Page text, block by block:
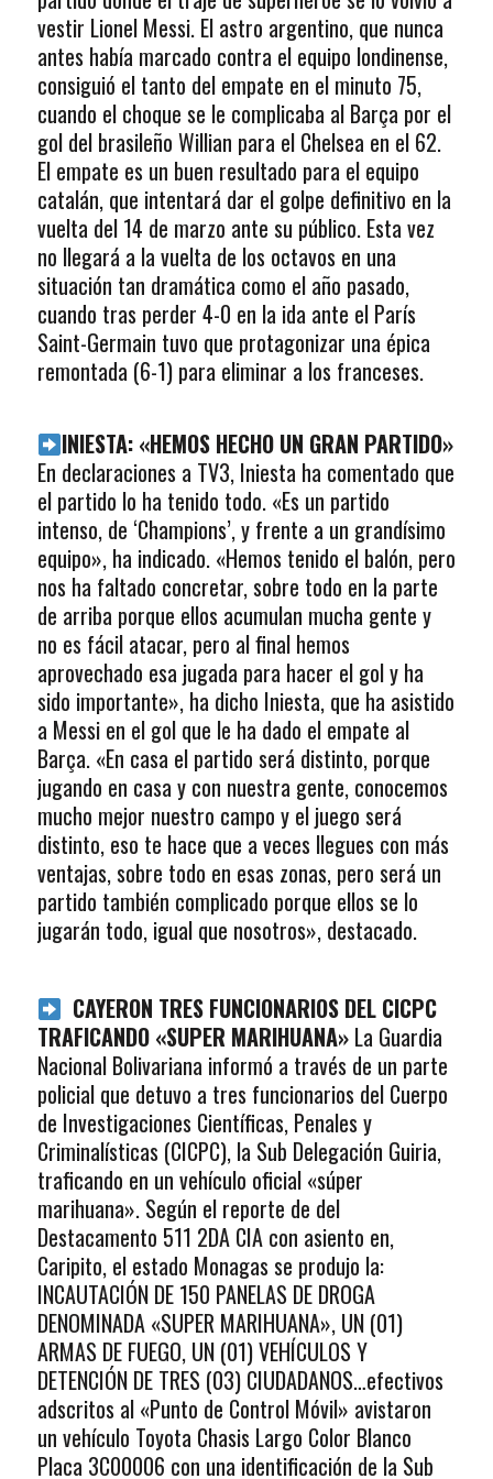
vestir Lionel Messi. El astro argentino, que nunca
antes había marcado contra el equipo londinense,
consiguió el tanto del empate en el minuto 75,
cuando el choque se le complicaba al Barça por el
gol del brasileño Willian para el Chelsea en el 62.
El empate es un buen resultado para el equipo
catalán, que intentará dar el golpe definitivo en la
vuelta del 14 de marzo ante su público. Esta vez
no llegará a la vuelta de los octavos en una
situación tan dramática como el año pasado,
cuando tras perder 4-0 en la ida ante el París
Saint-Germain tuvo que protagonizar una épica
remontada (6-1) para eliminar a los franceses.
INIESTA: «HEMOS HECHO UN GRAN PARTIDO»
En declaraciones a TV3, Iniesta ha comentado que
el partido lo ha tenido todo. «Es un partido
intenso, de ‘Champions’, y frente a un grandísimo
equipo», ha indicado. «Hemos tenido el balón, pero
nos ha faltado concretar, sobre todo en la parte
de arriba porque ellos acumulan mucha gente y
no es fácil atacar, pero al final hemos
aprovechado esa jugada para hacer el gol y ha
sido importante», ha dicho Iniesta, que ha asistido
a Messi en el gol que le ha dado el empate al
Barça. «En casa el partido será distinto, porque
jugando en casa y con nuestra gente, conocemos
mucho mejor nuestro campo y el juego será
distinto, eso te hace que a veces llegues con más
ventajas, sobre todo en esas zonas, pero será un
partido también complicado porque ellos se lo
jugarán todo, igual que nosotros», destacado.
CAYERON TRES FUNCIONARIOS DEL CICPC
TRAFICANDO «SUPER MARIHUANA» La Guardia
Nacional Bolivariana informó a través de un parte
policial que detuvo a tres funcionarios del Cuerpo
de Investigaciones Científicas, Penales y
Criminalísticas (CICPC), la Sub Delegación Guiria,
traficando en un vehículo oficial «súper
marihuana». Según el reporte de del
Destacamento 511 2DA CIA con asiento en,
Caripito, el estado Monagas se produjo la:
INCAUTACIÓN DE 150 PANELAS DE DROGA
DENOMINADA «SUPER MARIHUANA», UN (01)
ARMAS DE FUEGO, UN (01) VEHÍCULOS Y
DETENCIÓN DE TRES (03) CIUDADANOS…efectivos
adscritos al «Punto de Control Móvil» avistaron
un vehículo Toyota Chasis Largo Color Blanco
Placa 3C00006 con una identificación de la Sub